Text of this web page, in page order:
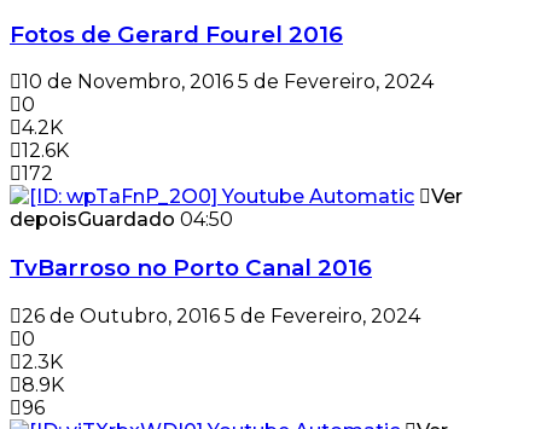
Fotos de Gerard Fourel 2016
10 de Novembro, 2016 5 de Fevereiro, 2024
0
4.2K
12.6K
172
Ver
depoisGuardado 04:50
TvBarroso no Porto Canal 2016
26 de Outubro, 2016 5 de Fevereiro, 2024
0
2.3K
8.9K
96